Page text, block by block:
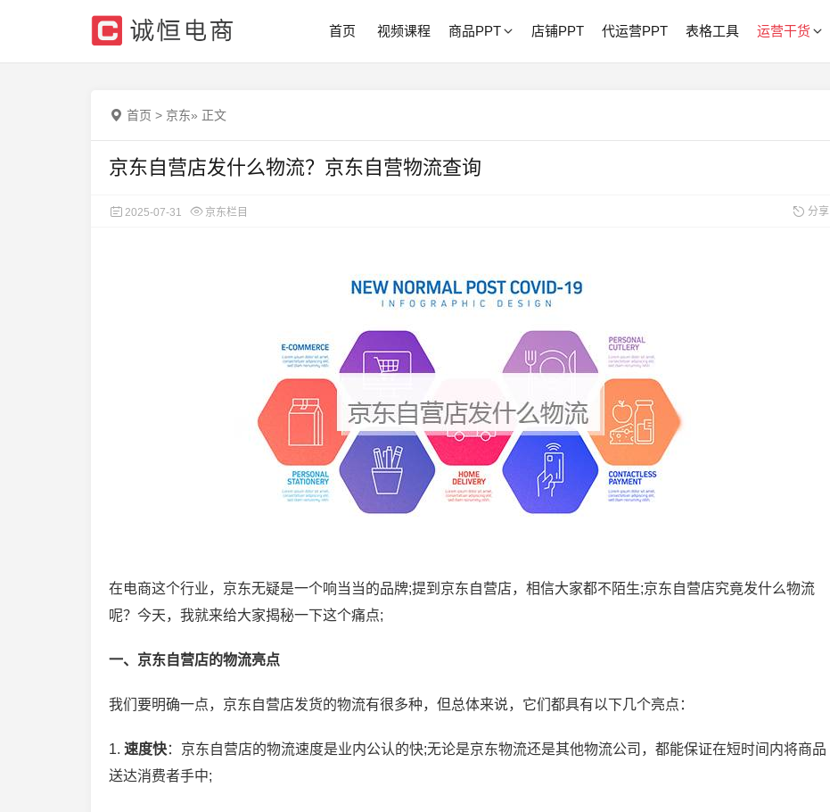
首页 视频课程 商品PPT 店铺PPT 代运营PPT 表格工具 运营干货
首页 > 京东» 正文
京东自营店发什么物流？京东自营物流查询
2025-07-31 京东栏目 分享
在电商这个行业，京东无疑是一个响当当的品牌;提到京东自营店，相信大家都不陌生;京东自营店究竟发什么物流
呢？今天，我就来给大家揭秘一下这个痛点;
一、京东自营店的物流亮点
我们要明确一点，京东自营店发货的物流有很多种，但总体来说，它们都具有以下几个亮点：
1. 速度快：京东自营店的物流速度是业内公认的快;无论是京东物流还是其他物流公司，都能保证在短时间内将商品
送达消费者手中;